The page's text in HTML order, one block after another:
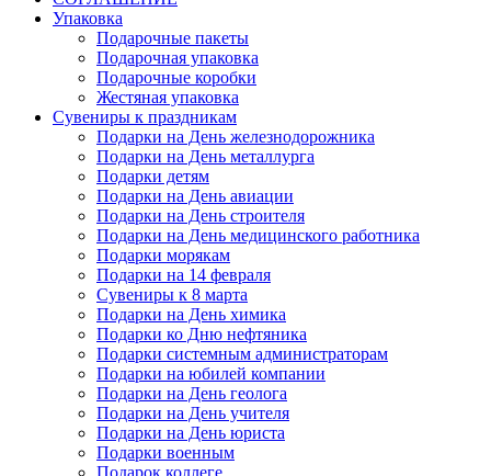
Упаковка
Подарочные пакеты
Подарочная упаковка
Подарочные коробки
Жестяная упаковка
Сувениры к праздникам
Подарки на День железнодорожника
Подарки на День металлурга
Подарки детям
Подарки на День авиации
Подарки на День строителя
Подарки на День медицинского работника
Подарки морякам
Подарки на 14 февраля
Сувениры к 8 марта
Подарки на День химика
Подарки ко Дню нефтяника
Подарки системным администраторам
Подарки на юбилей компании
Подарки на День геолога
Подарки на День учителя
Подарки на День юриста
Подарки военным
Подарок коллеге